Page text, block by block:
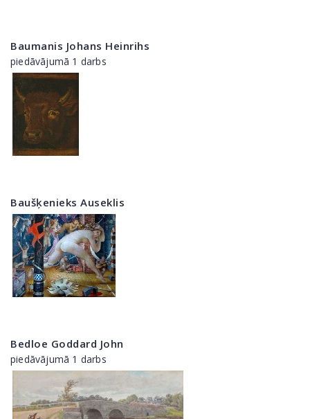
Baumanis Johans Heinrihs
piedāvājumā 1 darbs
Baušķenieks Auseklis
Bedloe Goddard John
piedāvājumā 1 darbs